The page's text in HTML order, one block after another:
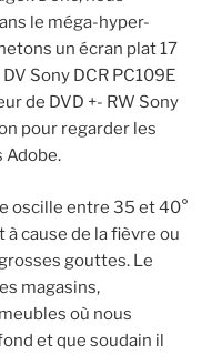
le méga-hyper-
un écran plat 17
Sony DCR PC109E
de DVD +- RW Sony
pour regarder les
Adobe.
oscille entre 35 et 40°
à cause de la fièvre ou
gouttes. Le
magasins,
où nous
et que soudain il